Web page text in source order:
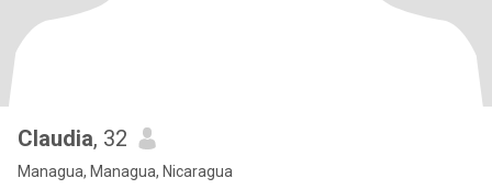
Claudia, 32
Managua, Managua, Nicaragua